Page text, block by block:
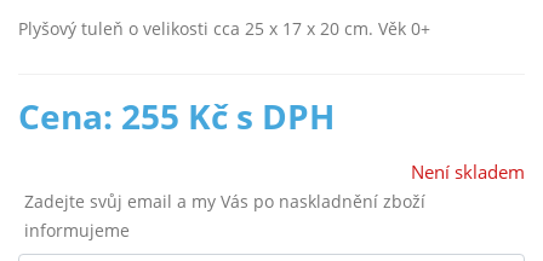
Plyšový tuleň o velikosti cca 25 x 17 x 20 cm. Věk 0+
Cena: 255 Kč s DPH
Není skladem
Zadejte svůj email a my Vás po naskladnění zboží
informujeme